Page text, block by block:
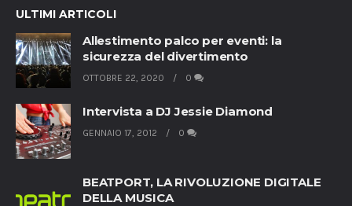
ULTIMI ARTICOLI
Allestimento palco per eventi: la
sicurezza del divertimento
OTTOBRE 22, 2020 0
Intervista a DJ Jessie Diamond
GENNAIO 17, 2012 0
BEATPORT, LA RIVOLUZIONE DIGITALE
DELLA MUSICA